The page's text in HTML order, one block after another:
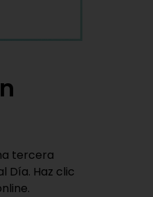
tercera
Día. Haz clic